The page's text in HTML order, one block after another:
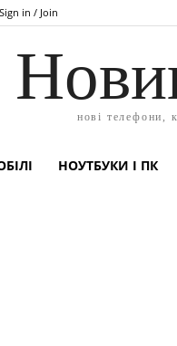
Sign in / Join
нові телефони,
НОУТБУКИ І ПК